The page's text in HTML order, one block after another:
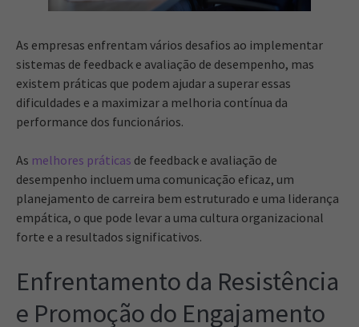
As empresas enfrentam vários desafios ao implementar
sistemas de feedback e avaliação de desempenho, mas
existem práticas que podem ajudar a superar essas
dificuldades e a maximizar a melhoria contínua da
performance dos funcionários.
As melhores práticas de feedback e avaliação de
desempenho incluem uma comunicação eficaz, um
planejamento de carreira bem estruturado e uma liderança
empática, o que pode levar a uma cultura organizacional
forte e a resultados significativos.
Enfrentamento da Resistência
e Promoção do Engajamento